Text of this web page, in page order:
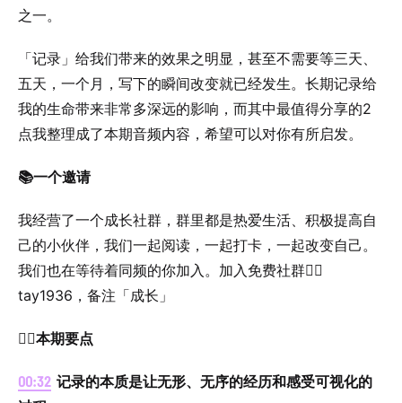
之一。
「记录」给我们带来的效果之明显，甚至不需要等三天、
五天，一个月，写下的瞬间改变就已经发生。长期记录给
我的生命带来非常多深远的影响，而其中最值得分享的2
点我整理成了本期音频内容，希望可以对你有所启发。
📚一个邀请
我经营了一个成长社群，群里都是热爱生活、积极提高自
己的小伙伴，我们一起阅读，一起打卡，一起改变自己。
我们也在等待着同频的你加入。加入免费社群👉🏻
tay1936，备注「成长」
✍🏻本期要点
00:32 记录的本质是让无形、无序的经历和感受可视化的